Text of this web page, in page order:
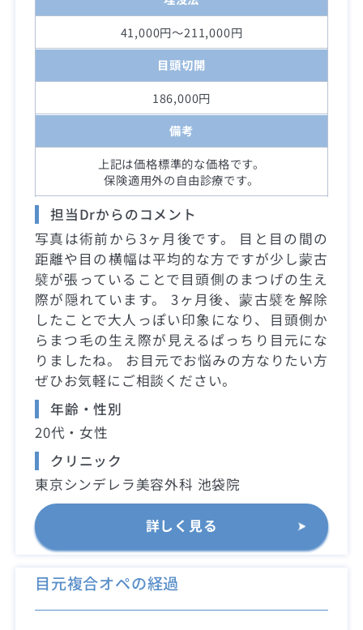
41,000円～211,000円
目頭切開
186,000円
備考
上記は価格標準的な価格です。
保険適用外の自由診療です。
担当Drからのコメント
写真は術前から3ヶ月後です。 目と目の間の
距離や目の横幅は平均的な方ですが少し蒙古
襞が張っていることで目頭側のまつげの生え
際が隠れています。 3ヶ月後、蒙古襞を解除
したことで大人っぽい印象になり、目頭側か
らまつ毛の生え際が見えるぱっちり目元にな
りましたね。 お目元でお悩みの方なりたい方
ぜひお気軽にご相談ください。
年齢・性別
20代・女性
クリニック
東京シンデレラ美容外科 池袋院
詳しく見る
目元複合オペの経過